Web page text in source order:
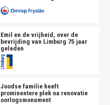
Emil en de vrijheid, over de
bevrijding van Limburg 75 jaar
geleden
Joodse familie heeft
prominentere plek na renovatie
oorlogsmonument